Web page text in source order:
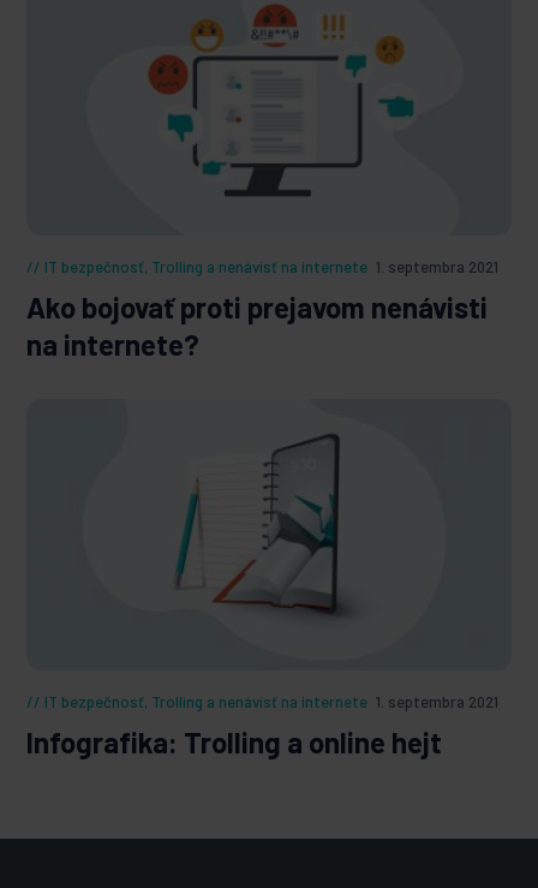
IT bezpečnosť, Trolling a nenávisť na internete 1. septembra 2021
Ako bojovať proti prejavom nenávisti
na internete?
IT bezpečnosť, Trolling a nenávisť na internete 1. septembra 2021
Infografika: Trolling a online hejt